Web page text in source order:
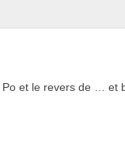
et le revers de … et